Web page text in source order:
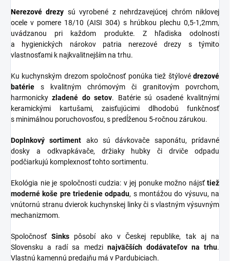
Nerezové drezy sú vyrobené z nehrdzavejúcej chróm niklovej
ocele v pomere 18/10 (AISI 304) s hrúbkou plechu 0,5-1,2mm,
uvádzanou pri každom produkte. Z hľadiska odolnosti
a hygienických nárokov patria nerezové drezy s týmito
vlastnosťami k najkvalitnejším na trhu.
Ku kuchynským drezom spoločnosť ponúka tiež štýlové drezové
batérie s kvalitným chrómovým či granitovým povrchom,
harmonickyzladené do setov. Batérie sú osadené kvalitnými
keramickými kartušami, zaisťujúcimi dlhodobú funkčnosť
s minimálnou poruchovosťou, s predĺženou 5-ročnou zárukou.
Doplnkový sortiment ako sú dávkovače saponátu, prídavné
dosky a odkvapkávače, držiaky hubky či drviče odpadu
podčiarkujú komplexnosť tohto sortimentu.
Ekológia nie je spoločnosti cudzia: v jej ponuke možno nájsťtiež
moderné koše pre triedenie odpadu, s montážou do výsuvu, na
vnútornú stranu dvierok kuchynskej linky či s vlastným výsuvným
mechanizmom.
SpoločnosťSinks pôsobí ako v Českej republike, tak aj na
Slovensku a radí sa medzi najväčších dodávateľov na trhu.
Vlastnú kamennú predajňu má v Pardubiciach.